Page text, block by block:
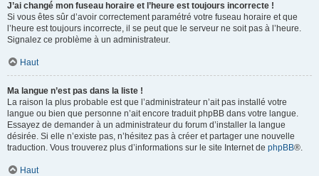
J’ai changé mon fuseau horaire et l’heure est toujours incorrecte !
Si vous êtes sûr d’avoir correctement paramétré votre fuseau horaire et que
l’heure est toujours incorrecte, il se peut que le serveur ne soit pas à l’heure.
Signalez ce problème à un administrateur.
Haut
Ma langue n’est pas dans la liste !
La raison la plus probable est que l’administrateur n’ait pas installé votre
langue ou bien que personne n’ait encore traduit phpBB dans votre langue.
Essayez de demander à un administrateur du forum d’installer la langue
désirée. Si elle n’existe pas, n’hésitez pas à créer et partager une nouvelle
traduction. Vous trouverez plus d’informations sur le site Internet de phpBB®.
Haut